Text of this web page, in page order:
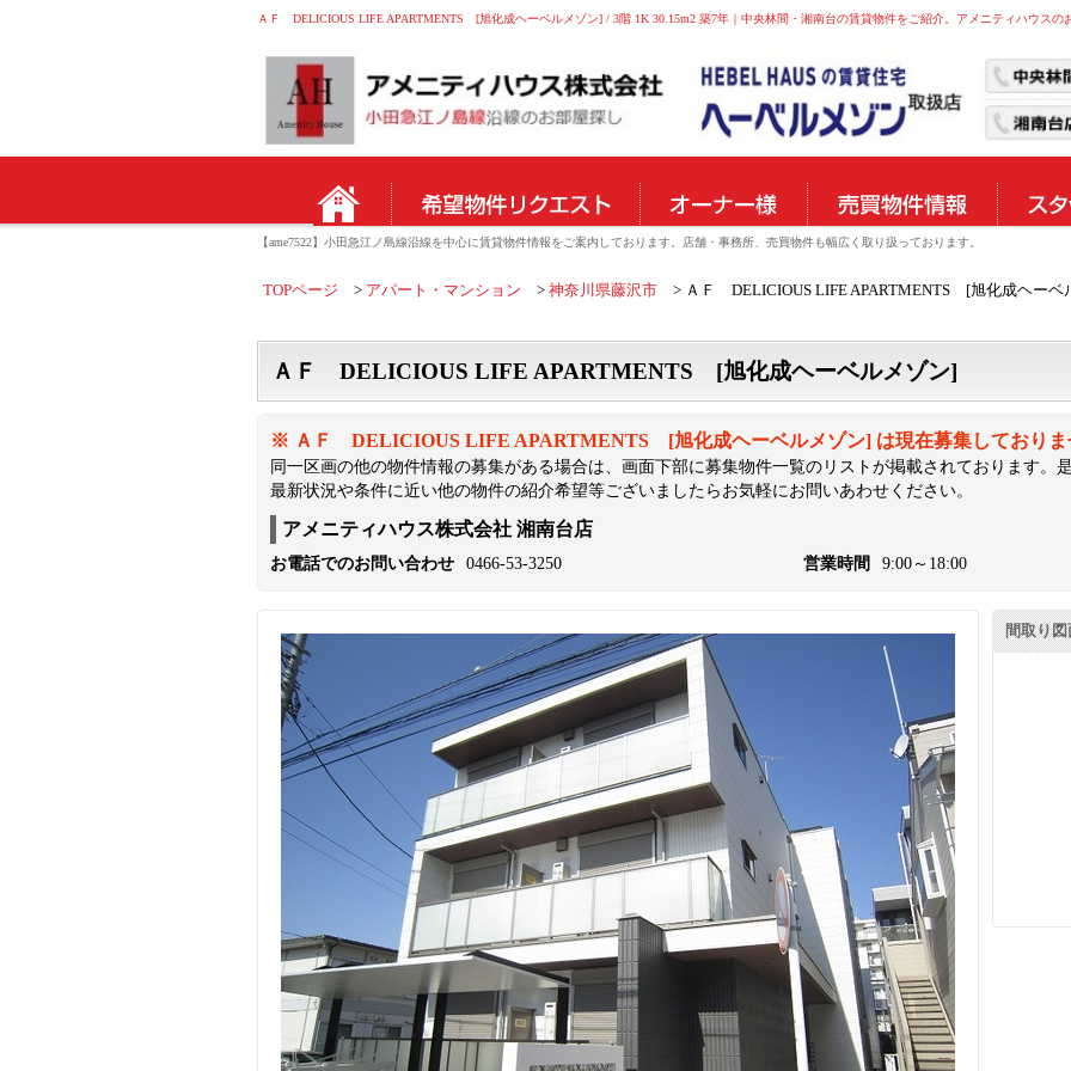
ＡＦ DELICIOUS LIFE APARTMENTS [旭化成ヘーベルメゾン] / 3階 1K 30.15m2 築7年｜中央林間・湘南台の賃貸物件をご紹介。アメニティハウスの
【ame7522】小田急江ノ島線沿線を中心に賃貸物件情報をご案内しております。店舗・事務所、売買物件も幅広く取り扱っております。
TOPページ アパート・マンション 神奈川県藤沢市 ＡＦ DELICIOUS LIFE APARTMENTS [旭化成ヘーベ
ＡＦ DELICIOUS LIFE APARTMENTS [旭化成ヘーベルメゾン]
※ ＡＦ DELICIOUS LIFE APARTMENTS [旭化成ヘーベルメゾン] は現在募集しておりま
同一区画の他の物件情報の募集がある場合は、画面下部に募集物件一覧のリストが掲載されております。
最新状況や条件に近い他の物件の紹介希望等ございましたらお気軽にお問いあわせください。
アメニティハウス株式会社 湘南台店
お電話でのお問い合わせ 0466-53-3250 営業時間 9:00～18:00
間取り図